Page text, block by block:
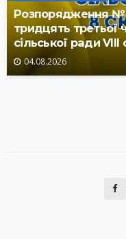
Розпорядження №
тридцять третьої
сільської ради VIII
04.08.2026